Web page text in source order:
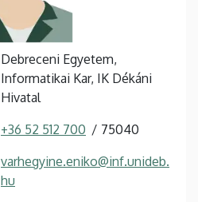
Debreceni Egyetem,
Informatikai Kar, IK Dékáni
Hivatal
+36 52 512 700 75040
varhegyine.eniko@inf.unideb.
hu